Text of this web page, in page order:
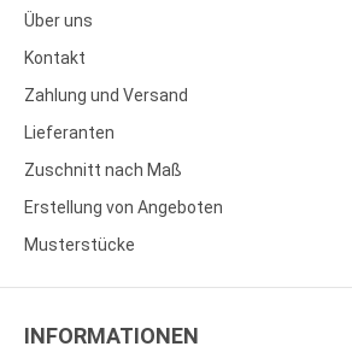
Über uns
Kontakt
Zahlung und Versand
Lieferanten
Zuschnitt nach Maß
Erstellung von Angeboten
Musterstücke
INFORMATIONEN